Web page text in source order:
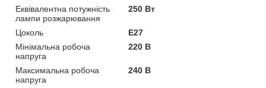
Еквівалентна потужність
лампи розжарювання
250 Вт
Цоколь
E27
Мінімальна робоча
напруга
220 В
Максимальна робоча
напруга
240 В